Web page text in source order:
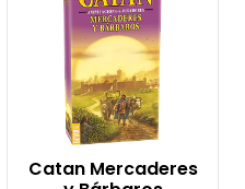
Catan Mercaderes